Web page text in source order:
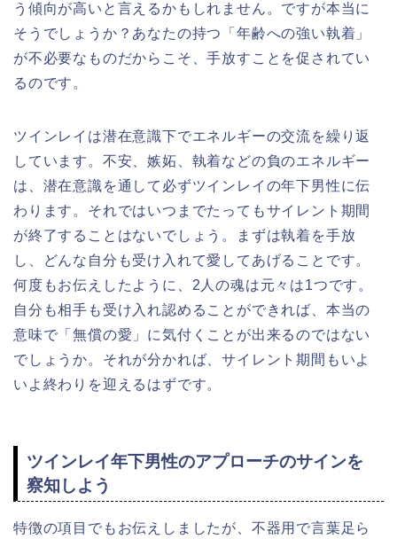
う傾向が高いと言えるかもしれません。ですが本当に
そうでしょうか？あなたの持つ「年齢への強い執着」
が不必要なものだからこそ、手放すことを促されてい
るのです。
ツインレイは潜在意識下でエネルギーの交流を繰り返
しています。不安、嫉妬、執着などの負のエネルギー
は、潜在意識を通して 必ずツインレイの年下男性に伝
わります。それではいつまでたってもサイレント期間
が終了することはないでしょう。まずは執着を手放
し、どんな自分も受け入れて愛してあげることです。
何度もお伝えしたように、2人の魂は元々は1つです。
自分も相手も受け入れ認めることができれば、本当の
意味で「無償の愛」に気付くことが出来るのではない
でしょうか。それが分かれば、サイレント期間もいよ
いよ終わりを迎えるはずです。
ツインレイ年下男性のアプローチのサインを
察知しよう
特徴の項目でもお伝えしましたが、不器用で言葉足ら